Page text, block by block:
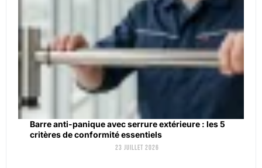
Barre anti-panique avec serrure extérieure : les 5
critères de conformité essentiels
23 juillet 2026